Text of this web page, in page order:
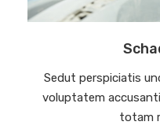
Sedut perspiciatis
voluptatem
totam